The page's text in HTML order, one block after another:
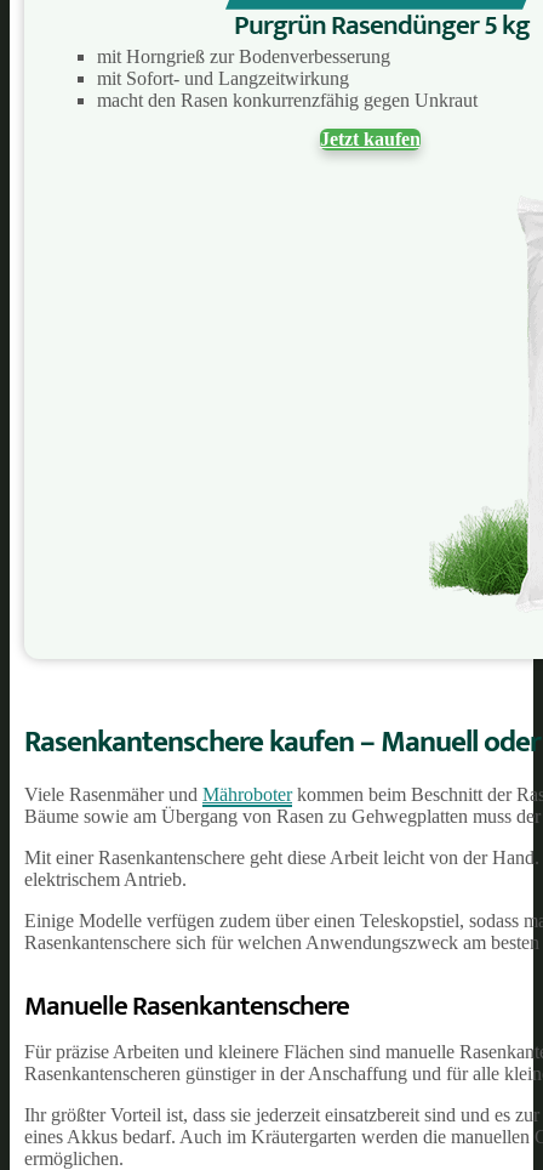
Purgrün Rasendünger 5 kg
mit Horngrieß zur Bodenverbesserung
mit Sofort- und Langzeitwirkung
macht den Rasen konkurrenzfähig gegen Unkraut
Jetzt kaufen
Rasenkantenschere kaufen – Manuell
Viele Rasenmäher und Mähroboterkommen beim Beschnitt der
Bäume sowie am Übergang von Rasen zu Gehwegplatten muss
Mit einer Rasenkantenschere geht diese Arbeit leicht von der
elektrischem Antrieb.
Einige Modelle verfügen zudem über einen Teleskopstiel, sodass
Rasenkantenschere sich für welchen Anwendungszweck am
Manuelle Rasenkantenschere
Für präzise Arbeiten und kleinere Flächen sind manuelle
Rasenkantenscheren günstiger in der Anschaffung und für alle
Ihr größter Vorteil ist, dass sie jederzeit einsatzbereit sind und es
eines Akkus bedarf. Auch im Kräutergarten werden die
ermöglichen.